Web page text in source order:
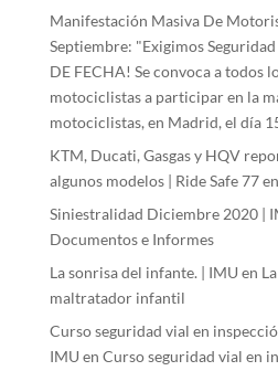
Manifestación Masiva De
Septiembre: "Exigimos Seguridad
DE FECHA! Se convoca a todos
motociclistas a participar en la
motociclistas, en Madrid, el día
KTM, Ducati, Gasgas y HQV
algunos modelos | Ride Safe 77en
Siniestralidad Diciembre 2020 |
Documentos e Informes
La sonrisa del infante. | IMU en
maltratador infantil
Curso seguridad vial en
IMU en Curso seguridad vial en